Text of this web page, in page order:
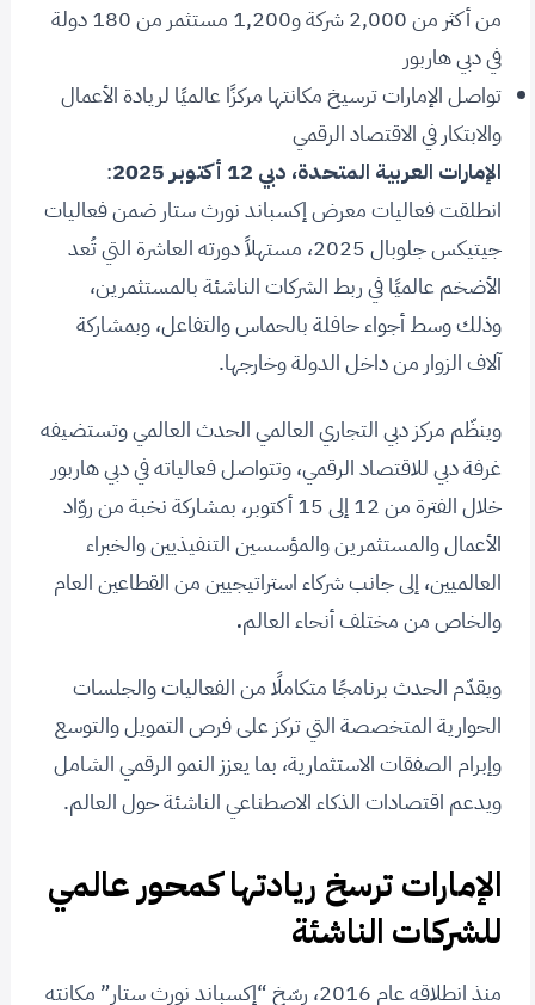
من أكثر من 2,000 شركة و1,200 مستثمر من 180 دولة
في دبي هاربور
تواصل الإمارات ترسيخ مكانتها مركزًا عالميًا لريادة الأعمال
والابتكار في الاقتصاد الرقمي
الإمارات العربية المتحدة، دبي 12 أكتوبر 2025
:
انطلقت فعاليات معرض إكسباند نورث ستار ضمن فعاليات
جيتيكس جلوبال 2025، مستهلاً دورته العاشرة التي تُعد
الأضخم عالميًا في ربط الشركات الناشئة بالمستثمرين،
وذلك وسط أجواء حافلة بالحماس والتفاعل، وبمشاركة
آلاف الزوار من داخل الدولة وخارجها.
وينظّم مركز دبي التجاري العالمي الحدث العالمي وتستضيفه
غرفة دبي للاقتصاد الرقمي، وتتواصل فعالياته في دبي هاربور
خلال الفترة من 12 إلى 15 أكتوبر، بمشاركة نخبة من روّاد
الأعمال والمستثمرين والمؤسسين التنفيذيين والخبراء
العالميين، إلى جانب شركاء استراتيجيين من القطاعين العام
والخاص من مختلف أنحاء العالم.
ويقدّم الحدث برنامجًا متكاملًا من الفعاليات والجلسات
الحوارية المتخصصة التي تركز على فرص التمويل والتوسع
وإبرام الصفقات الاستثمارية، بما يعزز النمو الرقمي الشامل
ويدعم اقتصادات الذكاء الاصطناعي الناشئة حول العالم.
الإمارات ترسخ ريادتها كمحور عالمي
للشركات الناشئة
منذ انطلاقه عام 2016، رسّخ “إكسباند نورث ستار” مكانته